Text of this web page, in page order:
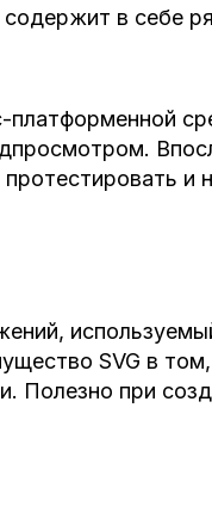
в себе
и
использу
SVG в
Полезно при